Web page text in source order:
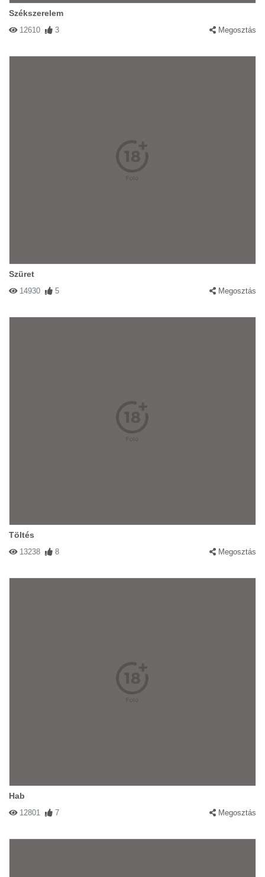
Székszerelem
12610 3 Megosztás
Szüret
14930 5 Megosztás
Töltés
13238 8 Megosztás
Hab
12801 7 Megosztás